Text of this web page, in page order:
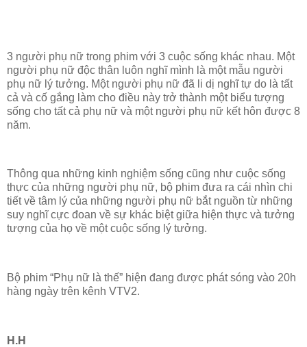
3 người phụ nữ trong phim với 3 cuộc sống khác nhau. Một
người phụ nữ độc thân luôn nghĩ mình là một mẫu người
phụ nữ lý tưởng. Một người phụ nữ đã li dị nghĩ tự do là tất
cả và cố gắng làm cho điều này trở thành một biểu tượng
sống cho tất cả phụ nữ và một người phụ nữ kết hôn được 8
năm.
Thông qua những kinh nghiệm sống cũng như cuộc sống
thực của những người phụ nữ, bộ phim đưa ra cái nhìn chi
tiết về tâm lý của những người phụ nữ bắt nguồn từ những
suy nghĩ cực đoan về sự khác biệt giữa hiện thực và tưởng
tượng của họ về một cuộc sống lý tưởng.
Bộ phim “Phụ nữ là thế” hiện đang được phát sóng vào 20h
hàng ngày trên kênh VTV2.
H.H